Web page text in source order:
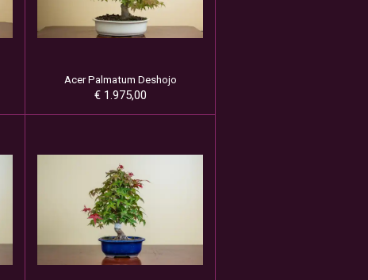
Acer Palmatum Deshojo
€ 1.975,00